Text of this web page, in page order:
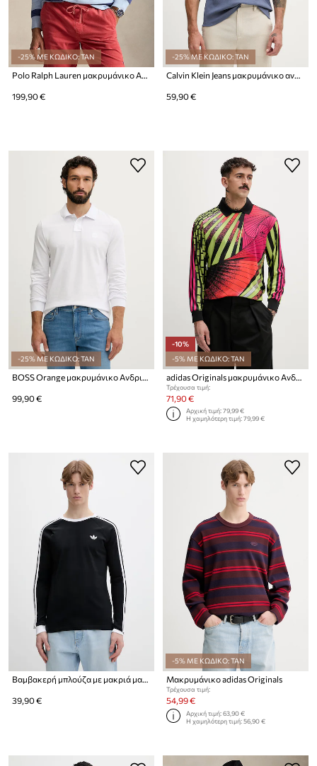
-25% ΜΕ ΚΩΔΙΚΟ: TAN
199,90 €
-25% ΜΕ ΚΩΔΙΚΟ: TAN
59,90 €
-25% ΜΕ ΚΩΔΙΚΟ: TAN
BOSS Orange μακρυμάνικο Ανδρικό βαμβακερό με ελαστάν Passerby
99,90 €
-10%
-5% ΜΕ ΚΩΔΙΚΟ: TAN
adidas Originals μακρυμάνικο Ανδρικό
Τρέχουσα τιμή:
71,90 €
Αρχική τιμή:79,99 €
Η χαμηλότερη τιμή:79,99 €
Βαμβακερή μπλούζα με μακριά μανίκια adidas Originals
39,90 €
-5% ΜΕ ΚΩΔΙΚΟ: TAN
Μακρυμάνικο adidas Originals
Τρέχουσα τιμή:
54,99 €
Αρχική τιμή:63,90 €
Η χαμηλότερη τιμή:56,90 €